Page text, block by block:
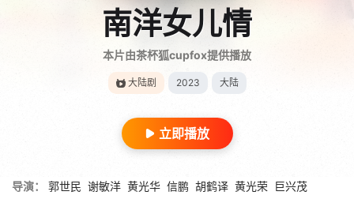
南洋女儿情
本片由茶杯狐cupfox提供播放
大陆剧 2023 大陆
立即播放
导演： 郭世民 谢敏洋 黄光华 信鹏 胡鹤译 黄光荣 巨兴茂